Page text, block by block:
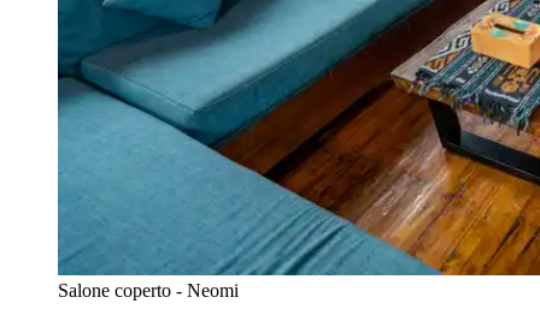
Salone coperto - Neomi